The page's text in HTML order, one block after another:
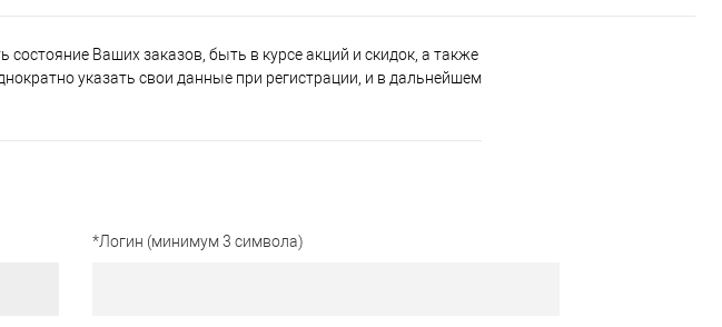
Ваших заказов, быть в курсе акций и скидок, а также
указать свои данные при регистрации, и в дальнейшем
*Логин (минимум 3 символа)